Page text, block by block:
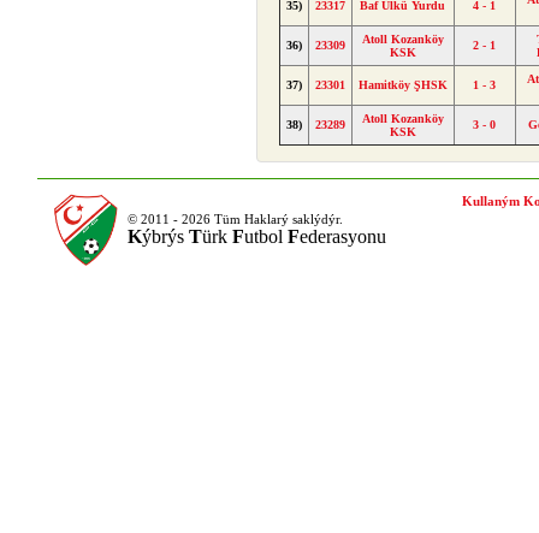
35) 23317 Baf Ülkü Yurdu 4 - 1
36) 23309
Atoll Kozanköy
KSK
2 - 1
37) 23301 Hamitköy ŞHSK 1 - 3
38) 23289
Atoll Kozanköy
KSK
3 - 0
© 2011 - 2026 Tüm Haklarý saklýdýr.
Kýbrýs Türk Futbol Federasyonu
Kullaným